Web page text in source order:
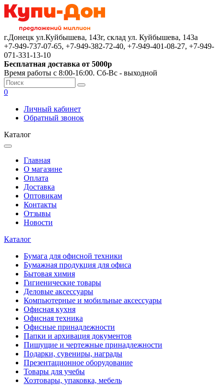
г.Донецк ул.Куйбышева, 143г, склад ул. Куйбышева, 143а
+7-949-737-07-65, +7-949-382-72-40, +7-949-401-08-27, +7-949-
071-331-13-10
Бесплатная доставка от 5000р
Время работы с 8:00-16:00. Сб-Вс - выходной
0
Личный кабинет
Обратный звонок
Каталог
Главная
О магазине
Оплата
Доставка
Оптовикам
Контакты
Отзывы
Новости
Каталог
Бумага для офисной техники
Бумажная продукция для офиса
Бытовая химия
Гигиенические товары
Деловые аксессуары
Компьютерные и мобильные аксессуары
Офисная кухня
Офисная техника
Офисные принадлежности
Папки и архивация документов
Пишущие и чертежные принадлежности
Подарки, сувениры, награды
Презентационное оборудование
Товары для учебы
Хозтовары, упаковка, мебель